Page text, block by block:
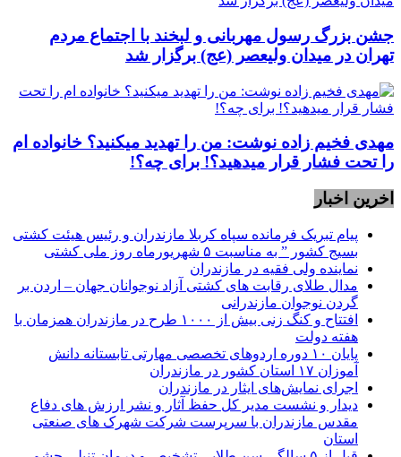
جشن بزرگ رسول مهربانی و لبخند با اجتماع مردم
تهران در میدان ولیعصر (عج) برگزار شد
مهدی فخیم زاده نوشت: من را تهدید میکنید؟ خانواده ام
را‌ تحت فشار قرار میدهید؟! برای چه؟!
اخرین اخبار
پیام تبریک فرمانده سپاه کربلا مازندران و رئیس هیئت کشتی
بسیج کشور ” به مناسبت ۵ شهریورماه روز ملی کشتی
نماينده ولی فقیه در مازندران
مدال طلای رقابت های کشتی آزاد نوجوانان جهان – اردن بر
گردن نوجوان مازندرانی
افتتاح و کنگ زنی بیش از ۱۰۰۰ طرح در مازندران همزمان با
هفته دولت
پایان ۱۰ دوره اردوهای تخصصی مهارتی تابستانه دانش
آموزان ۱۷ استان کشور در مازندران
اجرای نمایش‌های ایثار در مازندران
دیدار و نشست مدیر کل حفظ آثار و نشر ارزش های دفاع
مقدس مازندران با سرپرست شرکت شهرک های صنعتی
استان